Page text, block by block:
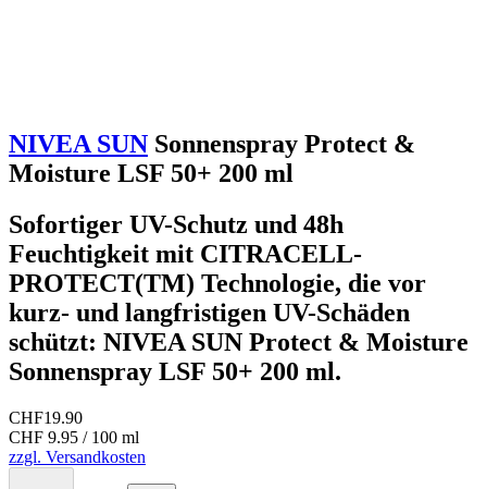
NIVEA SUN Sonnenspray Protect &
Moisture LSF 50+ 200 ml
Sofortiger UV-Schutz und 48h
Feuchtigkeit mit CITRACELL-
PROTECT(TM) Technologie, die vor
kurz- und langfristigen UV-Schäden
schützt: NIVEA SUN Protect & Moisture
Sonnenspray LSF 50+ 200 ml.
CHF19.90
CHF 9.95 / 100 ml
zzgl. Versandkosten